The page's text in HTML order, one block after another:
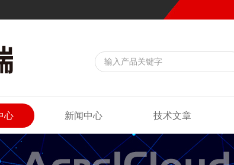
心 新闻中心 技术文章